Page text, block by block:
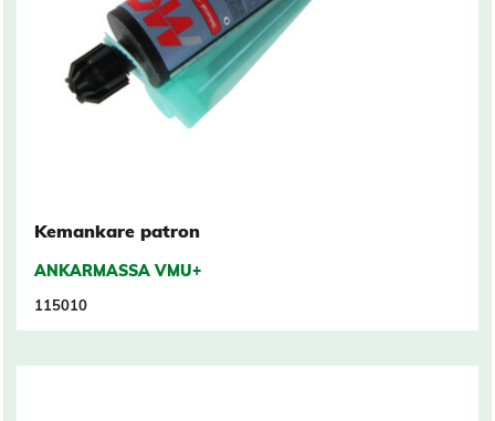
Kemankare patron
ANKARMASSA VMU+
115010